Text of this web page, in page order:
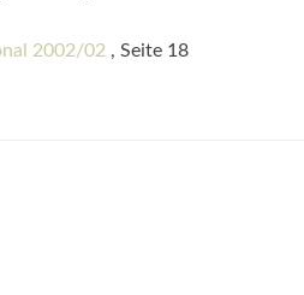
2002/02 , Seite 18